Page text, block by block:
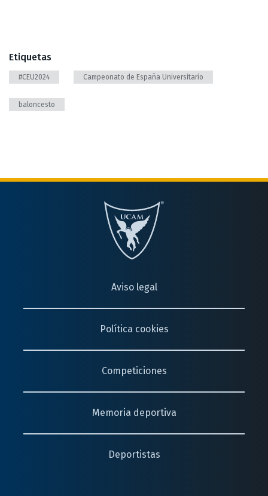
Etiquetas
#CEU2024 Campeonato de España Universitario
baloncesto
Aviso legal
Política cookies
Competiciones
Memoria deportiva
Deportistas